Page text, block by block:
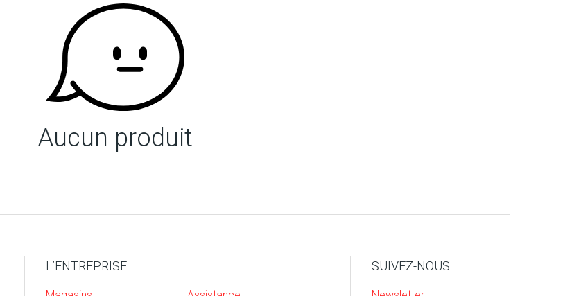
Aucun produit
L’ENTREPRISE SUIVEZ-NOUS